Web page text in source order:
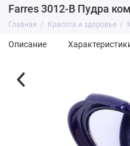
Farres 3012-B Пудра
Главная Красота и здоровье
Описание